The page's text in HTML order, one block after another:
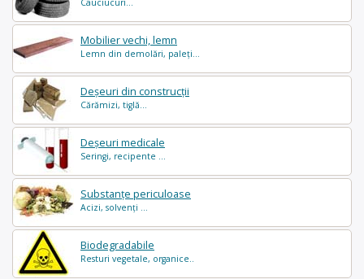
Cauciucuri...
Mobilier vechi, lemn
Lemn din demolări, paleți...
Deșeuri din construcții
Cărămizi, tiglă...
Deșeuri medicale
Seringi, recipente ...
Substanțe periculoase
Acizi, solvenți ...
Biodegradabile
Resturi vegetale, organice..